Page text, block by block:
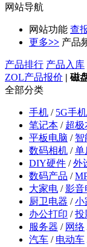
网站导航
网站功能 查
更多>> 产品
产品排行 产品入库
ZOL产品报价 | 磁
全部分类
手机 / 5G手机
笔记本 / 超极
平板电脑 / 智
数码相机 /单
DIY硬件 /外
数码产品 /
大家电 /影音
厨卫电器 /小
办公打印 /投
服务器 / 网络
汽车 / 电动车